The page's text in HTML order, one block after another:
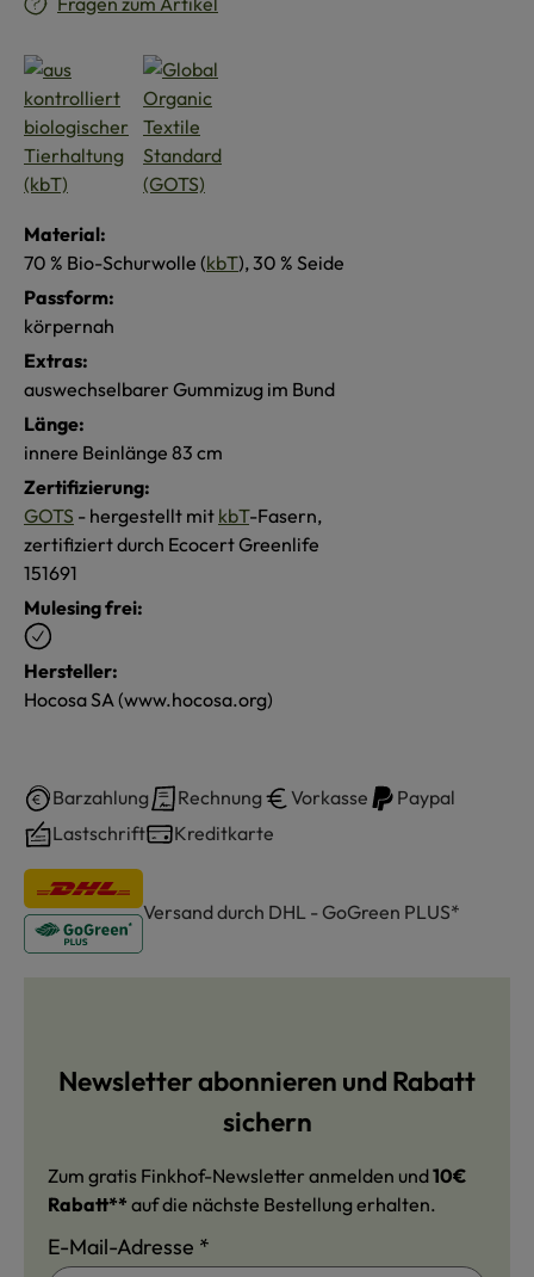
Material:
70 % Bio-Schurwolle (kbT), 30 % Seide
Passform:
körpernah
Extras:
auswechselbarer Gummizug im Bund
Länge:
innere Beinlänge 83 cm
Zertifizierung:
GOTS - hergestellt mit kbT-Fasern,
zertifiziert durch Ecocert Greenlife
151691
Mulesing frei:
Hersteller:
Hocosa SA (www.hocosa.org)
Barzahlung Rechnung Vorkasse
Paypal
Lastschrift
Kreditkarte
Versand durch DHL - GoGreen PLUS*
Newsletter abonnieren und Rabatt
sichern
Zum gratis Finkhof-Newsletter anmelden und10€
Rabatt** auf die nächste Bestellung erhalten.
E-Mail-Adresse *